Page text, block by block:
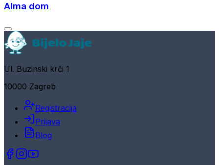
Alma dom
Ul. Buzinski krči 1
10000 Zagreb
Registracija
Prijava
Blog